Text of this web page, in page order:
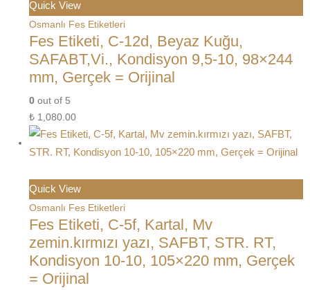
Quick View
Osmanlı Fes Etiketleri
Fes Etiketi, C-12d, Beyaz Kuğu,
SAFABT,Vi., Kondisyon 9,5-10, 98×244
mm, Gerçek = Orijinal
0 out of 5
₺ 1,080.00
Quick View
Osmanlı Fes Etiketleri
Fes Etiketi, C-5f, Kartal, Mv
zemin.kırmızı yazı, SAFBT, STR. RT,
Kondisyon 10-10, 105×220 mm, Gerçek
= Orijinal